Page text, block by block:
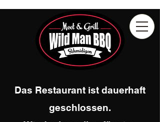
Das Restaurant ist dauerhaft
geschlossen.